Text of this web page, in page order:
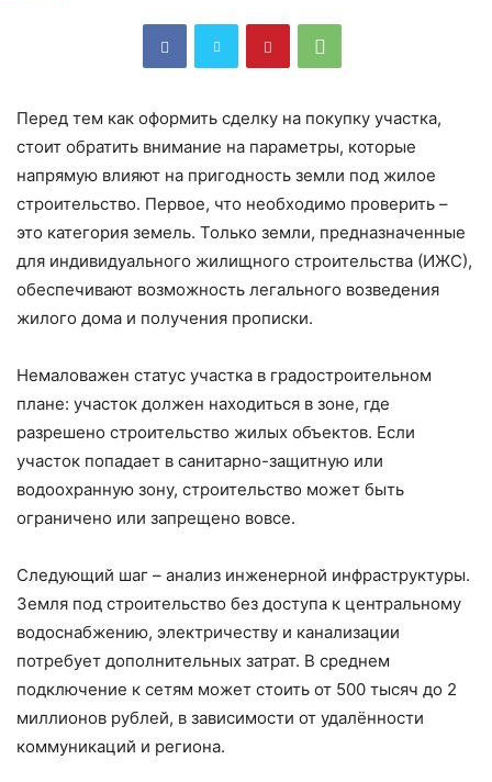
Перед тем как оформить сделку на покупку участка,
стоит обратить внимание на параметры, которые
напрямую влияют на пригодность земли под жилое
строительство. Первое, что необходимо проверить –
это категория земель. Только земли, предназначенные
для индивидуального жилищного строительства (ИЖС),
обеспечивают возможность легального возведения
жилого дома и получения прописки.
Немаловажен статус участка в градостроительном
плане: участок должен находиться в зоне, где
разрешено строительство жилых объектов. Если
участок попадает в санитарно-защитную или
водоохранную зону, строительство может быть
ограничено или запрещено вовсе.
Следующий шаг – анализ инженерной инфраструктуры.
Земля под строительство без доступа к центральному
водоснабжению, электричеству и канализации
потребует дополнительных затрат. В среднем
подключение к сетям может стоить от 500 тысяч до 2
миллионов рублей, в зависимости от удалённости
коммуникаций и региона.